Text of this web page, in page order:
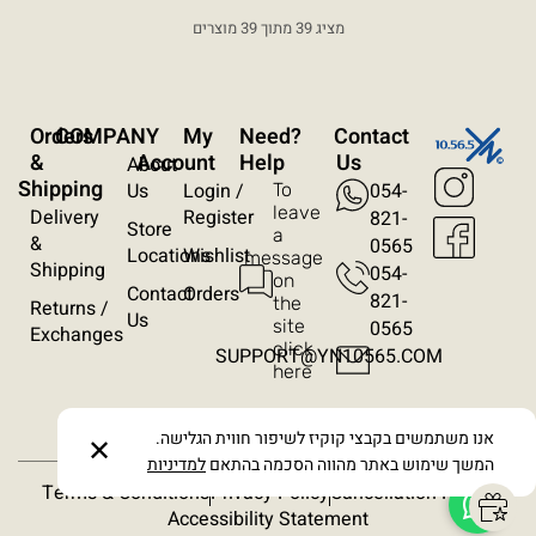
מציג 39 מתוך 39 מוצרים
?Need
Help
To
leave
a
message
on
the
site
click
here
Contact
Us
054-
821-
0565
054-
821-
0565​
SUPPORT@YN10565.COM
Orders
&
Shipping
Delivery
&
Shipping
Returns /
Exchanges
My
Account
Login /
Register
Wishlist
Orders
COMPANY
About
Us
Store
Locations
Contact
Us
Terms & ConditionsPrivacy PolicyCancellation Policy
Accessibility Statement
אנו משתמשים בקבצי קוקיז לשיפור חווית הגלישה.
המשך שימוש באתר מהווה הסכמה בהתאםלמדיניות ✕
רקע בהיר
פונט קריא
עצירת אנימציות
ריווח טקסט
הסתרת תמונות